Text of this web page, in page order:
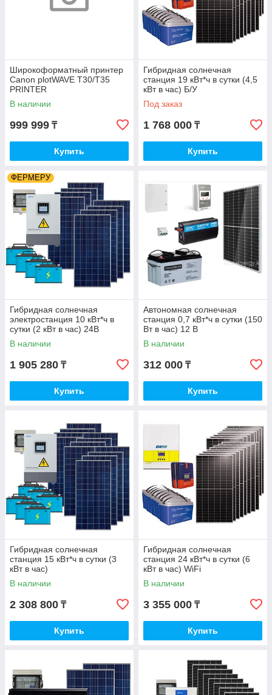
Широкоформатный принтер
Canon plotWAVE T30/T35
PRINTER
В наличии
999 999 ₸
Купить
Гибридная солнечная
станция 19 кВт*ч в сутки (4,5
кВт в час) Б/У
Под заказ
1 768 000 ₸
Купить
ФЕРМЕРУ
Гибридная солнечная
электростанция 10 кВт*ч в
сутки (2 кВт в час) 24В
В наличии
1 905 280 ₸
Купить
Автономная солнечная
станция 0,7 кВт*ч в сутки (150
Вт в час) 12 В
В наличии
312 000 ₸
Купить
Гибридная солнечная
станция 15 кВт*ч в сутки (3
кВт в час)
В наличии
2 308 800 ₸
Купить
Гибридная солнечная
станция 24 кВт*ч в сутки (6
кВт в час) WiFi
В наличии
3 355 000 ₸
Купить